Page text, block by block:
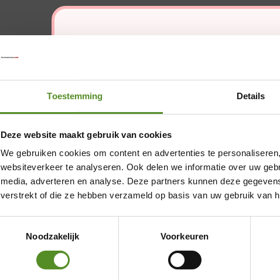
Toestemming Details
Deze website maakt gebruik van cookies
We gebruiken cookies om content en advertenties te
websiteverkeer te analyseren. Ook delen we informatie over uw
media, adverteren en analyse. Deze partners kunnen deze
verstrekt of die ze hebben verzameld op basis van uw gebruik van
Noodzakelijk
VoorkeurenShowroom
Donderdag
Vrijdag 12:00